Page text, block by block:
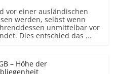
vor einer ausländischen
werden, selbst wenn
unmittelbar vor
Dies entschied das ...
– Höhe der